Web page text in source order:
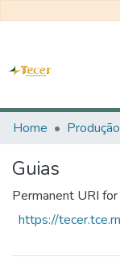
Home
All of DSpace
Statistics
About TECER
Home
Guias
Permanent URI
https://